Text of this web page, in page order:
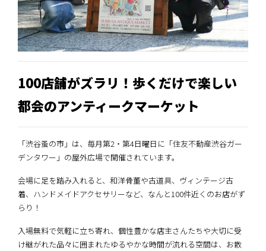
100店舗がズラリ！歩くだけで楽しい
都会のアンティークマーケット
「渋谷蚤の市」は、毎月第2・第4日曜日に「住友不動産渋谷ガー
デンタワー」の屋外広場で開催されています。
会場に足を踏み入れると、和洋骨董や古道具、ヴィンテージ古
着、ハンドメイドアクセサリーなど、なんと100件近くのお店がず
らり！
入場無料で気軽に立ち寄れ、個性豊かな店主さんたちや大切に受
け継がれた品々に囲まれたゆるやかな時間が流れる空間は、お散